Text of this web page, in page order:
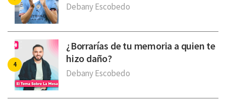
Debany Escobedo
¿Borrarías de tu memoria a quien te
hizo daño?
Debany Escobedo